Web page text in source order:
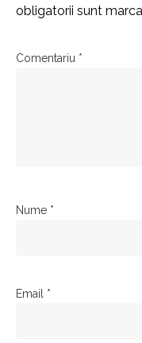
obligatorii sunt
Comentariu *
Nume *
Email *